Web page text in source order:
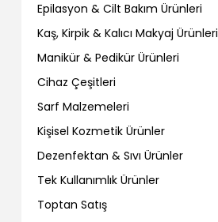
Epilasyon & Cilt Bakım Ürünleri
Kaş, Kirpik & Kalıcı Makyaj Ürünleri
Manikür & Pedikür Ürünleri
Cihaz Çeşitleri
Sarf Malzemeleri
Kişisel Kozmetik Ürünler
Dezenfektan & Sıvı Ürünler
Tek Kullanımlık Ürünler
Toptan Satış